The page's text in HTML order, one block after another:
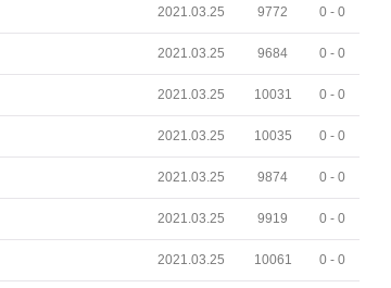
2021.03.25 9772 0 - 0
2021.03.25 9684 0 - 0
2021.03.25 10031 0 - 0
2021.03.25 10035 0 - 0
2021.03.25 9874 0 - 0
2021.03.25 9919 0 - 0
2021.03.25 10061 0 - 0